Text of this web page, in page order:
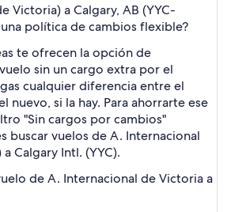
Victoria) a Calgary, AB (YYC-
política de cambios flexible?
te ofrecen la opción de
sin un cargo extra por el
cualquier diferencia entre el
nuevo, si la hay. Para ahorrarte ese
"Sin cargos por cambios"
buscar vuelos de A. Internacional
Calgary Intl. (YYC).
de A. Internacional de Victoria a